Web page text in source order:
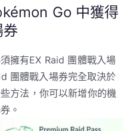
Go 中獲得
券
擁有EX Raid 團體戰入場
團體戰入場券完全取決於
方法，你可以新增你的機
。